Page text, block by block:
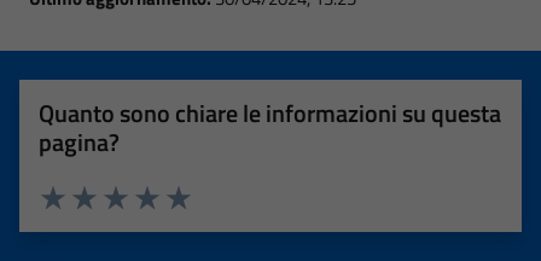
Quanto sono chiare le informazioni su questa
pagina?
Valuta 5 stelle su 5
Valuta 4 stelle su 5
Valuta 3 stelle su 5
Valuta 2 stelle su 5
Valuta 1 stelle su 5